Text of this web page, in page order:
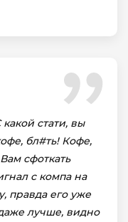
стати, вы
бл#ть! Кофе,
сфоткать
с компа на
правда его уже
лучше, видно